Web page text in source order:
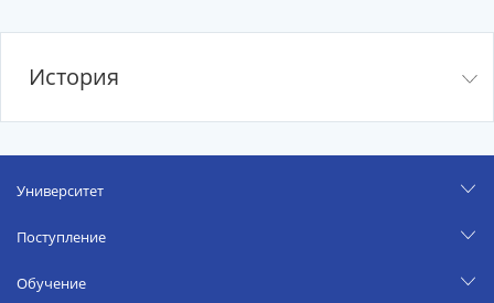
История
Университет
Поступление
Обучение